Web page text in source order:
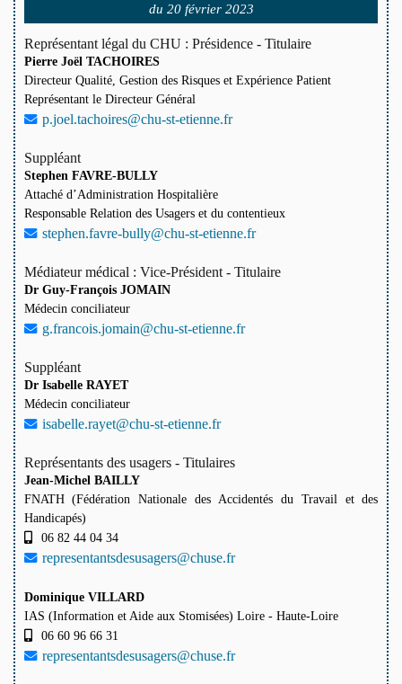
du 20 février 2023
Représentant légal du CHU : Présidence - Titulaire
Pierre Joël TACHOIRES
Directeur Qualité, Gestion des Risques et Expérience Patient
Représentant le Directeur Général
p.joel.tachoires@chu-st-etienne.fr
Suppléant
Stephen FAVRE-BULLY
Attaché d’Administration Hospitalière
Responsable Relation des Usagers et du contentieux
stephen.favre-bully@chu-st-etienne.fr
Médiateur médical : Vice-Président - Titulaire
Dr Guy-François JOMAIN
Médecin conciliateur
g.francois.jomain@chu-st-etienne.fr
Suppléant
Dr Isabelle RAYET
Médecin conciliateur
isabelle.rayet@chu-st-etienne.fr
Représentants des usagers - Titulaires
Jean-Michel BAILLY
FNATH (Fédération Nationale des Accidentés du Travail et des
Handicapés)
06 82 44 04 34
representantsdesusagers@chuse.fr
Dominique VILLARD
IAS (Information et Aide aux Stomisées) Loire - Haute-Loire
06 60 96 66 31
representantsdesusagers@chuse.fr